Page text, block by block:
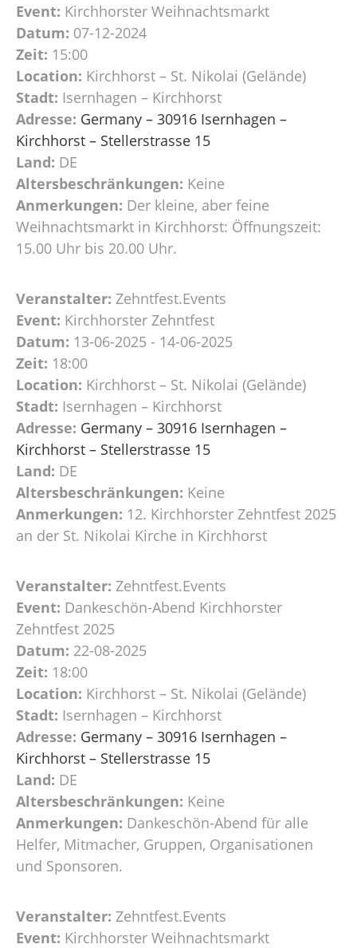
Event: Kirchhorster Weihnachtsmarkt
Datum: 07-12-2024
Zeit: 15:00
Location: Kirchhorst – St. Nikolai (Gelände)
Stadt: Isernhagen – Kirchhorst
Adresse: Germany – 30916 Isernhagen –
Kirchhorst – Stellerstrasse 15
Land: DE
Altersbeschränkungen: Keine
Anmerkungen: Der kleine, aber feine
Weihnachtsmarkt in Kirchhorst: Öffnungszeit:
15.00 Uhr bis 20.00 Uhr.
Veranstalter: Zehntfest.Events
Event: Kirchhorster Zehntfest
Datum: 13-06-2025 - 14-06-2025
Zeit: 18:00
Location: Kirchhorst – St. Nikolai (Gelände)
Stadt: Isernhagen – Kirchhorst
Adresse: Germany – 30916 Isernhagen –
Kirchhorst – Stellerstrasse 15
Land: DE
Altersbeschränkungen: Keine
Anmerkungen: 12. Kirchhorster Zehntfest 2025
an der St. Nikolai Kirche in Kirchhorst
Veranstalter: Zehntfest.Events
Event: Dankeschön-Abend Kirchhorster
Zehntfest 2025
Datum: 22-08-2025
Zeit: 18:00
Location: Kirchhorst – St. Nikolai (Gelände)
Stadt: Isernhagen – Kirchhorst
Adresse: Germany – 30916 Isernhagen –
Kirchhorst – Stellerstrasse 15
Land: DE
Altersbeschränkungen: Keine
Anmerkungen: Dankeschön-Abend für alle
Helfer, Mitmacher, Gruppen, Organisationen
und Sponsoren.
Veranstalter: Zehntfest.Events
Event: Kirchhorster Weihnachtsmarkt